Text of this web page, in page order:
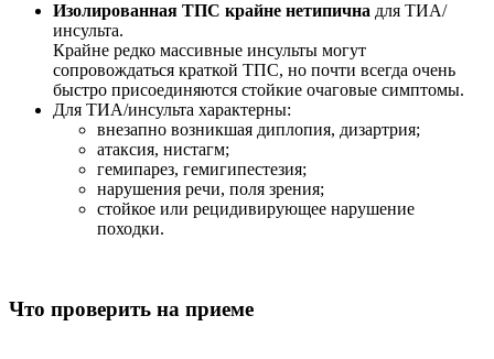
Изолированная ТПС крайне нетипична для ТИА/
инсульта.
Крайне редко массивные инсульты могут
сопровождаться краткой ТПС, но почти всегда очень
быстро присоединяются стойкие очаговые симптомы.
Для ТИА/инсульта характерны:
внезапно возникшая диплопия, дизартрия;
атаксия, нистагм;
гемипарез, гемигипестезия;
нарушения речи, поля зрения;
стойкое или рецидивирующее нарушение
походки.
Что проверить на приеме